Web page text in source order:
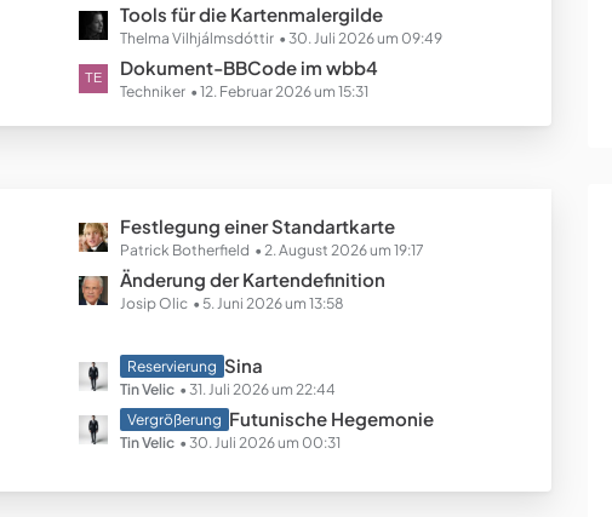
e
e
t
e
L
e
t
z
t
i
t
r
ä
e
Tools für die Kartenmalergilde
Thelma Vilhjálmsdóttir 30. Juli 2026 um 09:49
Dokument-BBCode im wbb4
Techniker 12. Februar 2026 um 15:31
L
e
t
z
e
B
e
i
r
Festlegung einer Standartkarte
Patrick Botherfield 2. August 2026 um 19:17
Änderung der Kartendefinition
Josip Olic 5. Juni 2026 um 13:58
L
e
t
z
e
Reservierung Sina
Tin Velic
31. Juli 2026 um 22:44
Vergrößerung Futunische Hegemonie
Tin Velic 30. Juli 2026 um 00:31